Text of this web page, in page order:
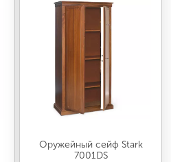
Оружейный сейф Stark
7001DS